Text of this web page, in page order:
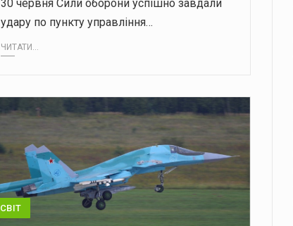
30 червня Сили оборони успішно завдали
удару по пункту управління…
ЧИТАТИ...
СВІТ